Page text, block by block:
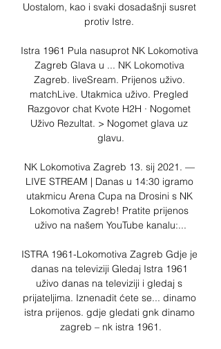
Uostalom, kao i svaki dosadašnji susret
protiv Istre.
Istra 1961 Pula nasuprot NK Lokomotiva
Zagreb Glava u ... NK Lokomotiva
Zagreb. liveSream. Prijenos uživo.
matchLive. Utakmica uživo. Pregled
Razgovor chat Kvote H2H · Nogomet
Uživo Rezultat. > Nogomet glava uz
glavu.
NK Lokomotiva Zagreb 13. sij 2021. —
LIVE STREAM | Danas u 14:30 igramo
utakmicu Arena Cupa na Drosini s NK
Lokomotiva Zagreb! Pratite prijenos
uživo na našem YouTube kanalu:...
ISTRA 1961-Lokomotiva Zagreb Gdje je
danas na televiziji Gledaj Istra 1961
uživo danas na televiziji i gledaj s
prijateljima. Iznenadit ćete se... dinamo
istra prijenos. gdje gledati gnk dinamo
zagreb – nk istra 1961.